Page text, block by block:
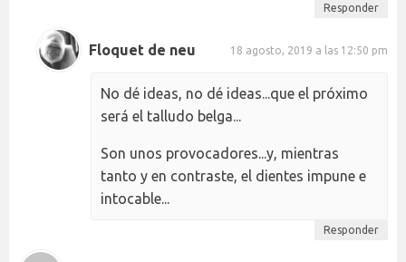
Responder
Floquet de neu 18 agosto, 2019 a las 12:50 pm
No dé ideas, no dé ideas...que el próximo
será el talludo belga...
Son unos provocadores...y, mientras
tanto y en contraste, el dientes impune e
intocable...
Responder